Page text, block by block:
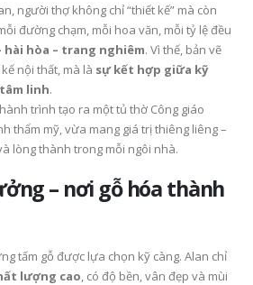
người thợ không chỉ “thiết kế” mà còn
đường chạm, mỗi hoa văn, mỗi tỷ lệ đều
hài hòa – trang nghiêm. Vì thế, bản vẽ
nội thất, mà là sự kết hợp giữa kỹ
linh.
trình tạo ra một tủ thờ Công giáo
thẩm mỹ, vừa mang giá trị thiêng liêng –
lòng thành trong mỗi ngôi nhà.
– nơi gỗ hóa thành
tấm gỗ được lựa chọn kỹ càng. Alan chỉ
lượng cao, có độ bền, vân đẹp và mùi
thờ Công giáo đẹp,
hợp với nhà phố,
cư và phòng cầu
26 Tháng 5, 2026